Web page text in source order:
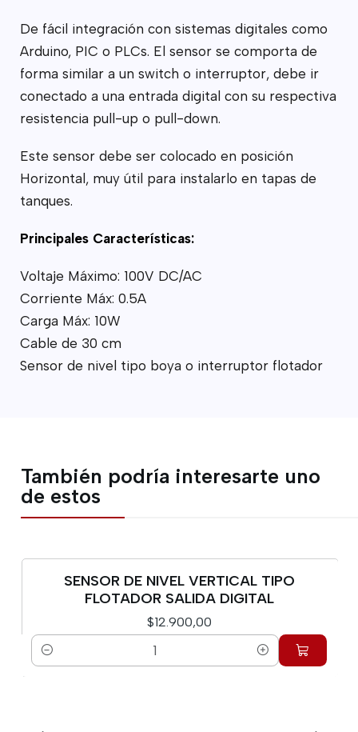
De fácil integración con sistemas digitales como
Arduino, PIC o PLCs. El sensor se comporta de
forma similar a un switch o interruptor, debe ir
conectado a una entrada digital con su respectiva
resistencia pull-up o pull-down.
Este sensor debe ser colocado en posición
Horizontal, muy útil para instalarlo en tapas de
tanques.
Principales Características:
Voltaje Máximo: 100V DC/AC
Corriente Máx: 0.5A
Carga Máx: 10W
Cable de 30 cm
Sensor de nivel tipo boya o interruptor flotador
También podría interesarte uno
de estos
SENSOR DE NIVEL VERTICAL TIPO
FLOTADOR SALIDA DIGITAL
$12.900,00
Cantidad